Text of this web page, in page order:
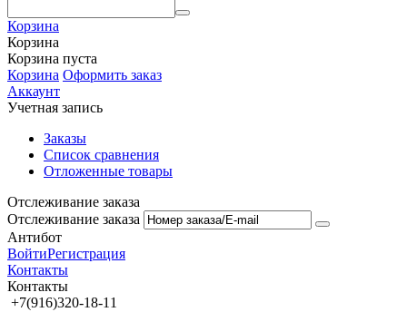
Корзина
Корзина
Корзина пуста
Корзина Оформить заказ
Аккаунт
Учетная запись
Заказы
Список сравнения
Отложенные товары
Отслеживание заказа
Отслеживание заказа
Антибот
ВойтиРегистрация
Контакты
Контакты
+7(916)320-18-11